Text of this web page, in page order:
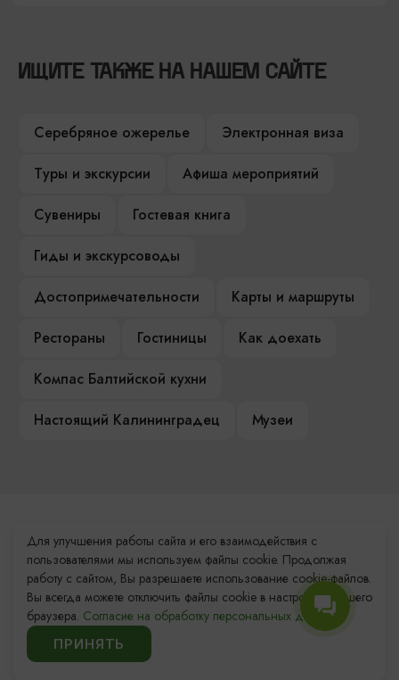
ИЩИТЕ ТАКЖЕ НА НАШЕМ САЙТЕ
Серебряное ожерелье
Электронная виза
Туры и экскурсии
Афиша мероприятий
Сувениры
Гостевая книга
Гиды и экскурсоводы
Достопримечательности
Карты и маршруты
Рестораны
Гостиницы
Как доехать
Компас Балтийской кухни
Настоящий Калининградец
Музеи
Контакты Туристского
информационного центра
+7 (4012) 555-200
8 (800) 200-55-39
info@visit-kaliningrad.ru
Для улучшения работы сайта и его взаимодействия с
пользователями мы используем файлы cookie. Продолжая
работу с сайтом, Вы разрешаете использование cookie-файлов.
Вы всегда можете отключить файлы cookie в настройках Вашего
браузера. Согласие на обработку персональных данных.
ПРИНЯТЬ